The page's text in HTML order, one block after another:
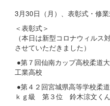
3月30日（月）、表彰式・修
＜表彰式＞
（本日は新型コロナウィルス
させていただきました）
●第７回仙南カップ高校柔
工業高校
●第４２回宮城県高等学校柔
ｋｇ級 第３位 鈴木涼文くん